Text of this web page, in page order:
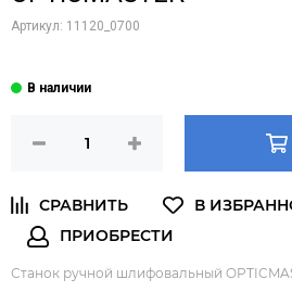
Артикул: 11120_0700
Станок ручной шлифовальный